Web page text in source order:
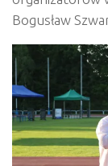
Bogusław